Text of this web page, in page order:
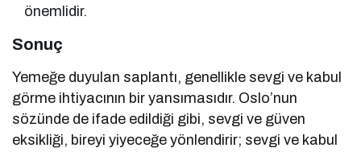
önemlidir.
Sonuç
Yemeğe duyulan saplantı, genellikle sevgi ve kabul
görme ihtiyacının bir yansımasıdır. Oslo’nun
sözünde de ifade edildiği gibi, sevgi ve güven
eksikliği, bireyi yiyeceğe yönlendirir; sevgi ve kabul